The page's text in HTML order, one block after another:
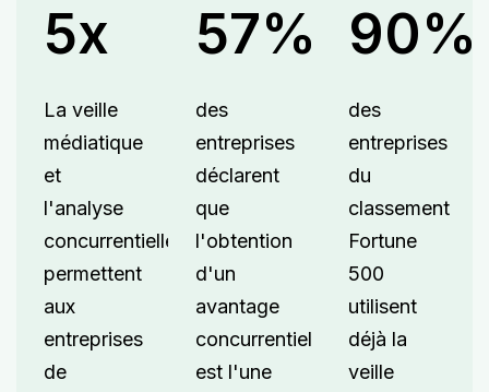
5x
La veille
médiatique
et
l'analyse
concurrentielle
permettent
aux
entreprises
de
57%
des
entreprises
déclarent
que
l'obtention
d'un
avantage
concurrentiel
est l'une
90%
des
entreprises
du
classement
Fortune
500
utilisent
déjà la
veille